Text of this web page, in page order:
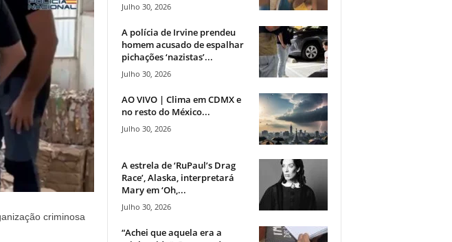
criminosa
Julho 30, 2026
A polícia de Irvine prendeu
homem acusado de espalhar
pichações ‘nazistas’...
Julho 30, 2026
AO VIVO | Clima em CDMX e
no resto do México...
Julho 30, 2026
A estrela de ‘RuPaul’s Drag
Race’, Alaska, interpretará
Mary em ‘Oh,...
Julho 30, 2026
“Achei que aquela era a